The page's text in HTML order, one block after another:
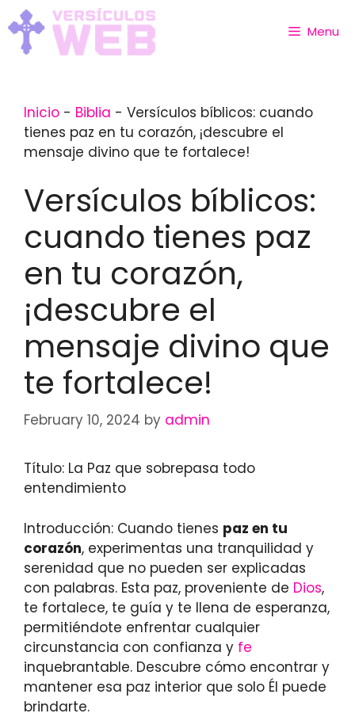
Skip
to
content
Menu
Inicio - Biblia - Versículos bíblicos: cuando
tienes paz en tu corazón, ¡descubre el
mensaje divino que te fortalece!
Versículos bíblicos:
cuando tienes paz
en tu corazón,
¡descubre el
mensaje divino que
te fortalece!
February 10, 2024 by admin
Título: La Paz que sobrepasa todo
entendimiento
Introducción: Cuando tienes paz en tu
corazón, experimentas una tranquilidad y
serenidad que no pueden ser explicadas
con palabras. Esta paz, proveniente de Dios,
te fortalece, te guía y te llena de esperanza,
permitiéndote enfrentar cualquier
circunstancia con confianza y fe
inquebrantable. Descubre cómo encontrar y
mantener esa paz interior que solo Él puede
brindarte.